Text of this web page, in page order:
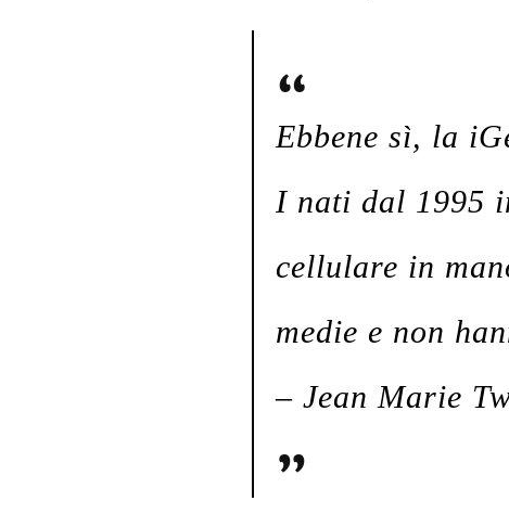
Ebbene sì, la
I nati dal 1995
cellulare in
medie e non
– Jean Marie